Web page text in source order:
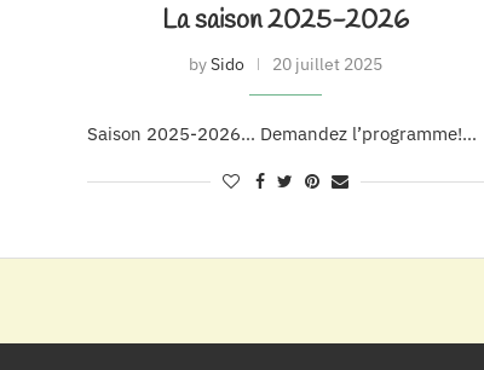
La saison 2025-2026
bySido 20 juillet 2025
Saison 2025-2026… Demandez l’programme!…